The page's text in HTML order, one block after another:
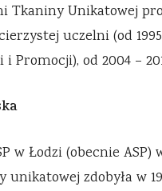
Tkaniny Unikatowej
uczelni (od
od 2004 –
w Łodzi (obecnie
zdobyła w